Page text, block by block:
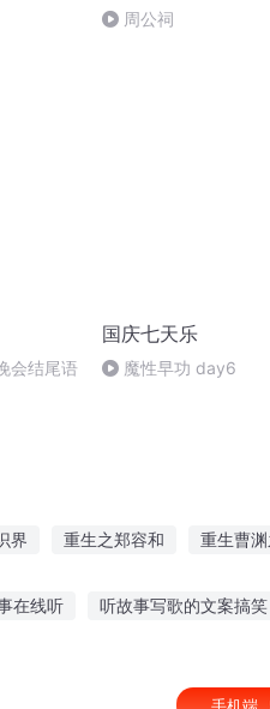
周公祠
会结尾语
国庆七天乐
魔性早功 day6
界 重生之郑容和 重生曹
在线听 听故事写歌的文案搞笑